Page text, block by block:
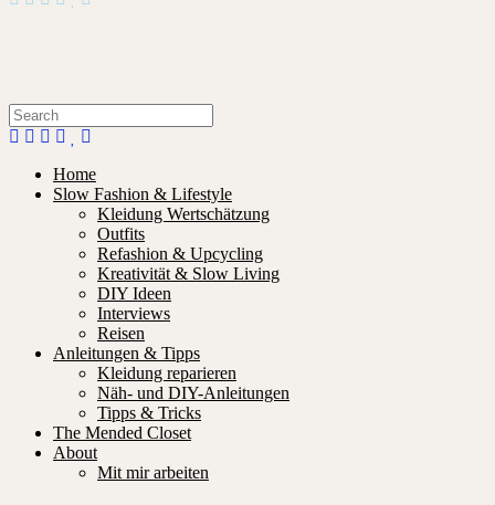
Home
Slow Fashion & Lifestyle
Kleidung Wertschätzung
Outfits
Refashion & Upcycling
Kreativität & Slow Living
DIY Ideen
Interviews
Reisen
Anleitungen & Tipps
Kleidung reparieren
Näh- und DIY-Anleitungen
Tipps & Tricks
The Mended Closet
About
Mit mir arbeiten